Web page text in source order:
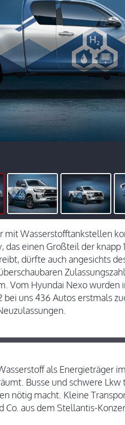
mit Wasserstofftankstellen
das einen Großteil der knapp
dürfte auch angesichts
Vom Hyundai Nexo wurden
uns 436 Autos erstmals
als Energieträger
Busse und schwere
nötig macht. Kleine
Co. aus dem Stellantis-